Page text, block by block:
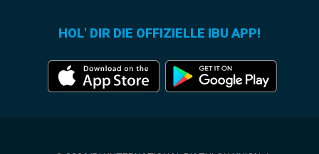
HOL' DIR DIE OFFIZIELLE IBU APP!